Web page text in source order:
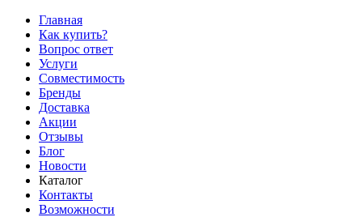
Главная
Как купить?
Вопрос ответ
Услуги
Совместимость
Бренды
Доставка
Акции
Отзывы
Блог
Новости
Каталог
Контакты
Возможности